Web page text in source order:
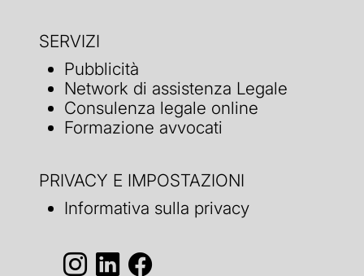
SERVIZI
Pubblicità
Network di assistenza Legale
Consulenza legale online
Formazione avvocati
PRIVACY E IMPOSTAZIONI
Informativa sulla privacy